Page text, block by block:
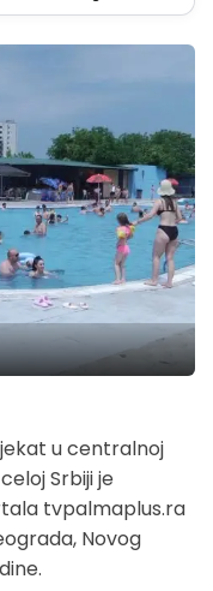
u centralnoj
Srbiji je
tvpalmaplus.ra
Novog